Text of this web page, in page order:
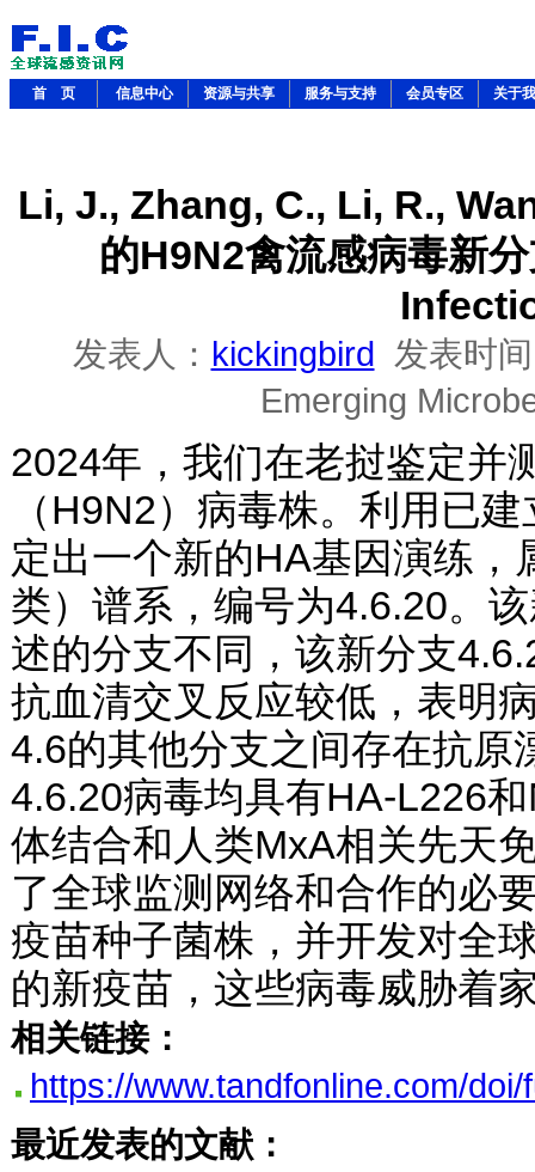
首 页 信息中心 资源与共享 服务与支持 会员专区 关于
Li, J., Zhang, C., Li, R.,
的H9N2禽流感病毒新
发表人： kickingbird 发表时
Emerging
2024年，我们在老挝鉴定并
（H9N2）病毒株。利用已
定出一个新的HA基因演练，
类）谱系，编号为4.6.20。
述的分支不同，该新分支
抗血清交叉反应较低，表明
4.6的其他分支之间存在抗原
4.6.20病毒均具有HA-L226
体结合和人类MxA相关先天
了全球监测网络和合作的必
疫苗种子菌株，并开发对全
的新疫苗，这些病毒威胁着
相关链接：
https://www.tandfonline.com/
最近发表的文献：